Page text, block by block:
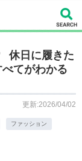
休日に履きた
てがわかる
更新:2026/04/02
ファッション